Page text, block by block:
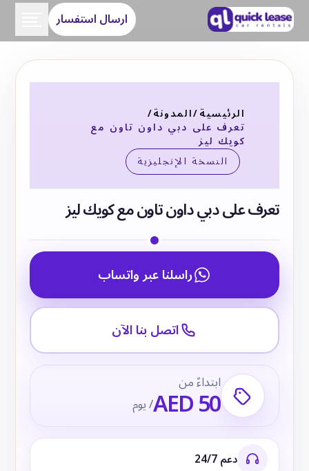
ارسال استفسار
الرئيسية/المدونة/
تعرف على دبي داون تاون مع
كويك ليز
النسخة الإنجليزية
تعرف على دبي داون تاون مع كويك ليز
راسلنا عبر واتساب
اتصل بنا الآن
ابتداءً من
AED 50/ يوم
دعم 24/7